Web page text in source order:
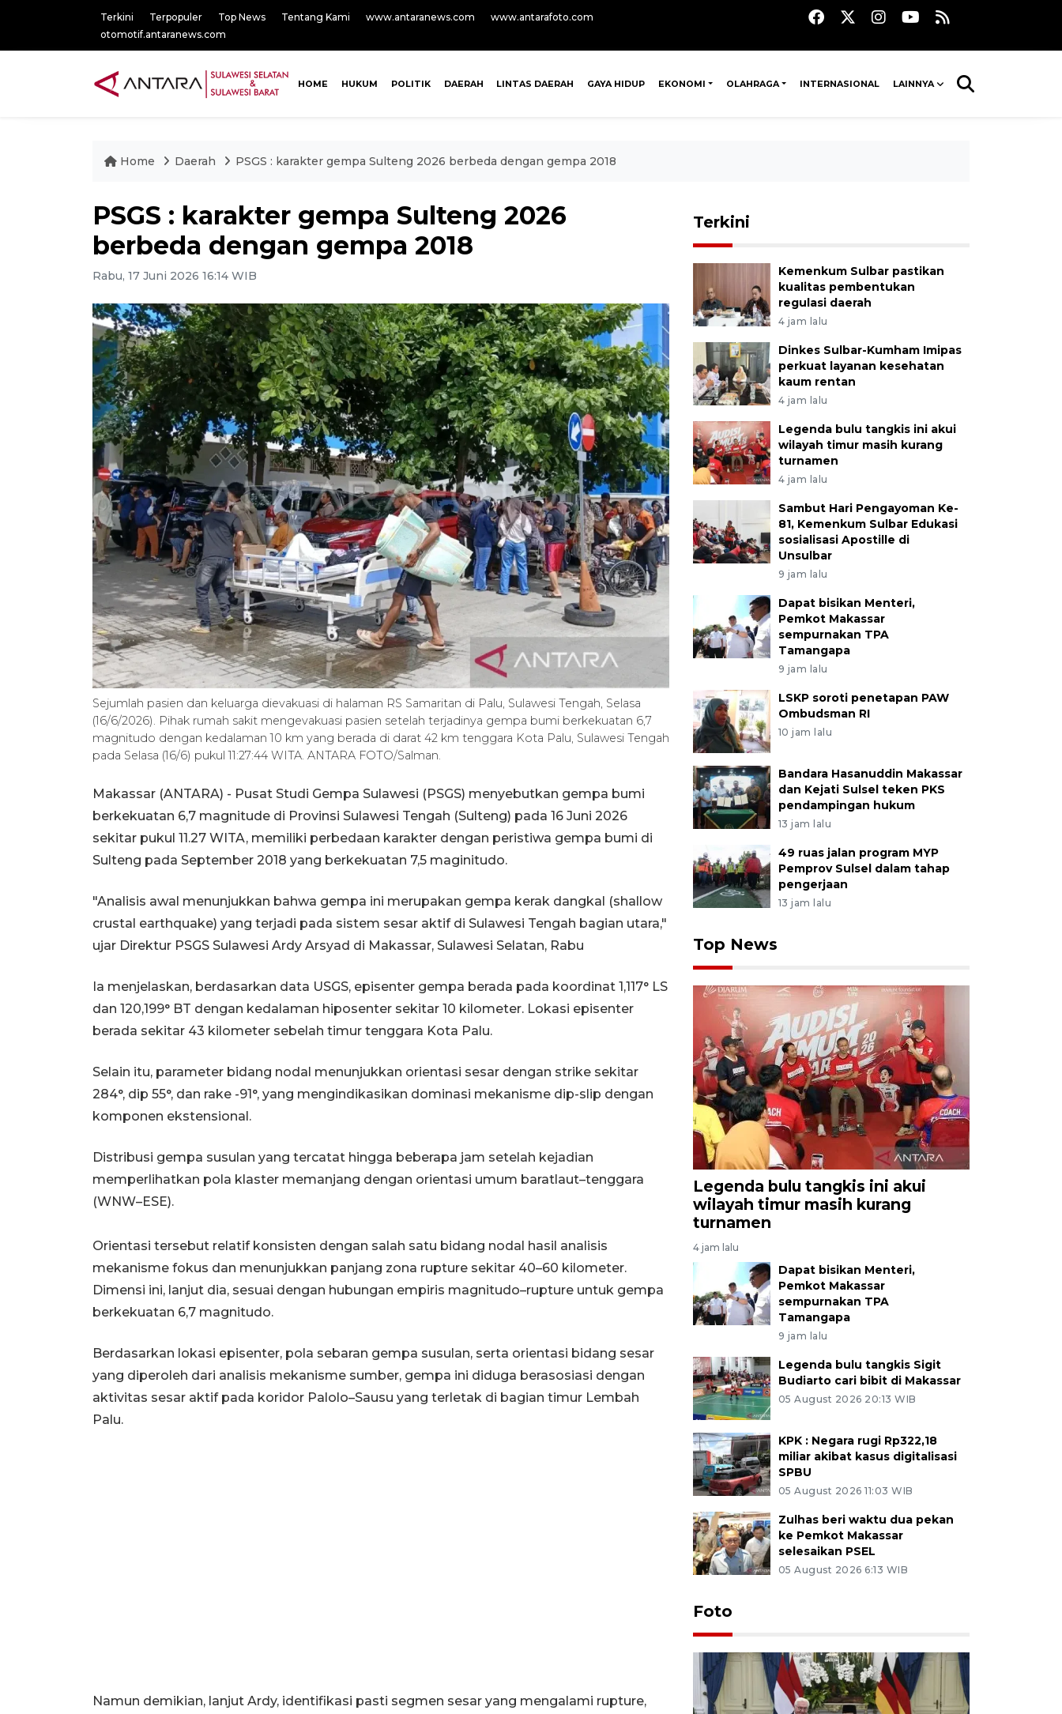
Terkini Terpopuler Top News Tentang Kami www.antaranews.com
www.antarafoto.com
otomotif.antaranews.com
HOME HUKUM POLITIK DAERAH LINTAS DAERAH GAYA HIDUP EKONOMI OLAHRAGA INTERNASIONAL LAINNYA
Home Daerah PSGS : karakter gempa Sulteng 2026 berbeda dengan gempa 2018
PSGS : karakter gempa Sulteng 2026
berbeda dengan gempa 2018
Rabu, 17 Juni 2026 16:14 WIB
Sejumlah pasien dan keluarga dievakuasi di halaman RS Samaritan di Palu, Sulawesi Tengah, Selasa
(16/6/2026). Pihak rumah sakit mengevakuasi pasien setelah terjadinya gempa bumi berkekuatan 6,7
magnitudo dengan kedalaman 10 km yang berada di darat 42 km tenggara Kota Palu, Sulawesi Tengah
pada Selasa (16/6) pukul 11:27:44 WITA. ANTARA FOTO/Salman.
Makassar (ANTARA) - Pusat Studi Gempa Sulawesi (PSGS) menyebutkan gempa bumi
berkekuatan 6,7 magnitude di Provinsi Sulawesi Tengah (Sulteng) pada 16 Juni 2026
sekitar pukul 11.27 WITA, memiliki perbedaan karakter dengan peristiwa gempa bumi di
Sulteng pada September 2018 yang berkekuatan 7,5 maginitudo.
"Analisis awal menunjukkan bahwa gempa ini merupakan gempa kerak dangkal (shallow
crustal earthquake) yang terjadi pada sistem sesar aktif di Sulawesi Tengah bagian utara,"
ujar Direktur PSGS Sulawesi Ardy Arsyad di Makassar, Sulawesi Selatan, Rabu
Ia menjelaskan, berdasarkan data USGS, episenter gempa berada pada koordinat 1,117° LS
dan 120,199° BT dengan kedalaman hiposenter sekitar 10 kilometer. Lokasi episenter
berada sekitar 43 kilometer sebelah timur tenggara Kota Palu.
Selain itu, parameter bidang nodal menunjukkan orientasi sesar dengan strike sekitar
284°, dip 55°, dan rake -91°, yang mengindikasikan dominasi mekanisme dip-slip dengan
komponen ekstensional.
Distribusi gempa susulan yang tercatat hingga beberapa jam setelah kejadian
memperlihatkan pola klaster memanjang dengan orientasi umum baratlaut–tenggara
(WNW–ESE).
Orientasi tersebut relatif konsisten dengan salah satu bidang nodal hasil analisis
mekanisme fokus dan menunjukkan panjang zona rupture sekitar 40–60 kilometer.
Dimensi ini, lanjut dia, sesuai dengan hubungan empiris magnitudo–rupture untuk gempa
berkekuatan 6,7 magnitudo.
Berdasarkan lokasi episenter, pola sebaran gempa susulan, serta orientasi bidang sesar
yang diperoleh dari analisis mekanisme sumber, gempa ini diduga berasosiasi dengan
aktivitas sesar aktif pada koridor Palolo–Sausu yang terletak di bagian timur Lembah
Palu.
Namun demikian, lanjut Ardy, identifikasi pasti segmen sesar yang mengalami rupture,
Terkini
Kemenkum Sulbar pastikan
kualitas pembentukan
regulasi daerah
4 jam lalu
Dinkes Sulbar-Kumham Imipas
perkuat layanan kesehatan
kaum rentan
4 jam lalu
Legenda bulu tangkis ini akui
wilayah timur masih kurang
turnamen
4 jam lalu
Sambut Hari Pengayoman Ke-
81, Kemenkum Sulbar Edukasi
sosialisasi Apostille di
Unsulbar
9 jam lalu
Dapat bisikan Menteri,
Pemkot Makassar
sempurnakan TPA
Tamangapa
9 jam lalu
LSKP soroti penetapan PAW
Ombudsman RI
10 jam lalu
Bandara Hasanuddin Makassar
dan Kejati Sulsel teken PKS
pendampingan hukum
13 jam lalu
49 ruas jalan program MYP
Pemprov Sulsel dalam tahap
pengerjaan
13 jam lalu
Top News
Legenda bulu tangkis ini akui
wilayah timur masih kurang
turnamen
4 jam lalu
Dapat bisikan Menteri,
Pemkot Makassar
sempurnakan TPA
Tamangapa
9 jam lalu
Legenda bulu tangkis Sigit
Budiarto cari bibit di Makassar
05 August 2026 20:13 WIB
KPK : Negara rugi Rp322,18
miliar akibat kasus digitalisasi
SPBU
05 August 2026 11:03 WIB
Zulhas beri waktu dua pekan
ke Pemkot Makassar
selesaikan PSEL
05 August 2026 6:13 WIB
Foto